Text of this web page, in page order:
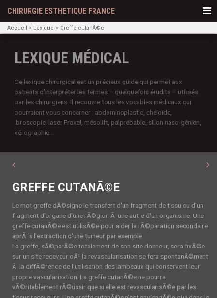
CHIRURGIE ESTHETIQUE FRANCE
Accueil Lexique Greffe cutanÃ©e
LEXIQUE MÉDICAL
Ce lexique chirurgical est un précieux guide qui permet aux
patients d’interpréter les termes – quelquefois érudits – utilisés
par les chirurgiens. Il recouvre tous les vocables médicaux qui
pourraient vous concerner : abdominoplastie, chéloïde,
broscopie, laser Fraxel, mésolift, palprébable, sillon naso-génien,
xérographie...
GREFFE CUTANÃ©E
Le mot greffe dÃ©signe le transfert d'un fragment de tissu ou d'un
fragment d'organe d'une rÃ©gion Ã une autre d'un organisme. Une
greffe cutanÃ©e est utilisÃ©e pour aider la rÃ©paration secondaire
aprÃ¨s l'extraction d'une tumeur par exemple.
La greffe, sÃ©parÃ©e totalement de son site donneur, sera fixÃ©e
sur un site receveur oÃ¹ la revascularisation se fera spontanÃ©ment
Ã la diffÃ©rence de l'utilisation des lambeaux qui conservent leur
propre vascularisation. La greffe cutanÃ©e ne pourra
vÃ©ritablement rÃ©ussir que si elle est revascularisÃ©e par les